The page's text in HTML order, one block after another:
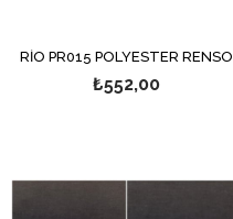
RİO PR015 POLYESTER RENSO
₺552,00